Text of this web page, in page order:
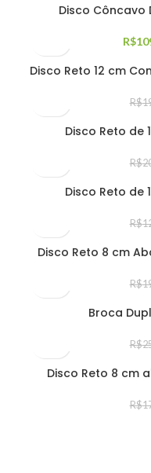
Disco Côncavo
R$
Disco Reto 12 cm
R$
Disco Reto de
R$
Disco Reto de
R$
Disco Reto 8 cm
R$
Broca
R$
Disco Reto 8 cm
R$